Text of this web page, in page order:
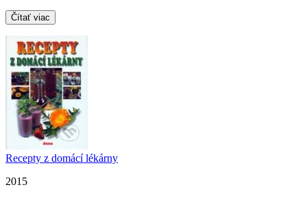
Čítať viac
Recepty z domácí lékárny
2015